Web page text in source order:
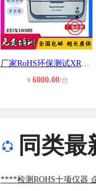
厂家RoHS环保测试XRF分析有害物质分
￥ 6000.00/台
同类最
****检测ROHS十项仪器